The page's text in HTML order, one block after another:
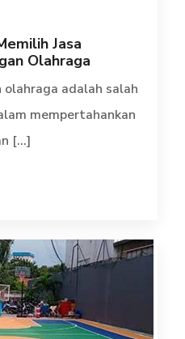
Jasa
Olahraga
adalah salah
mempertahankan
[...]